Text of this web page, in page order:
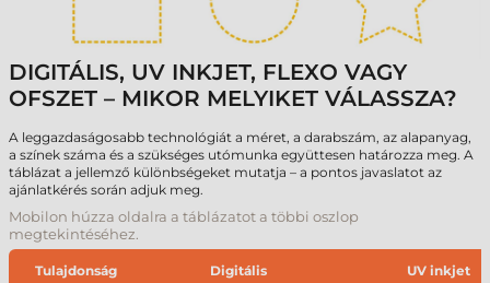
DIGITÁLIS, UV INKJET, FLEXO VAGY
OFSZET – MIKOR MELYIKET VÁLASSZA?
A leggazdaságosabb technológiát a méret, a darabszám, az alapanyag,
a színek száma és a szükséges utómunka együttesen határozza meg. A
táblázat a jellemző különbségeket mutatja – a pontos javaslatot az
ajánlatkérés során adjuk meg.
Mobilon húzza oldalra a táblázatot a többi oszlop
megtekintéséhez.
Tulajdonság Digitális UV inkjet